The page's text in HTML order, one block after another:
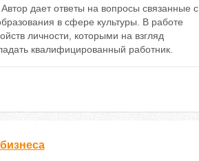
дает ответы на вопросы связанные с
в сфере культуры. В работе
личности, которыми на взгляд
квалифицированный работник.